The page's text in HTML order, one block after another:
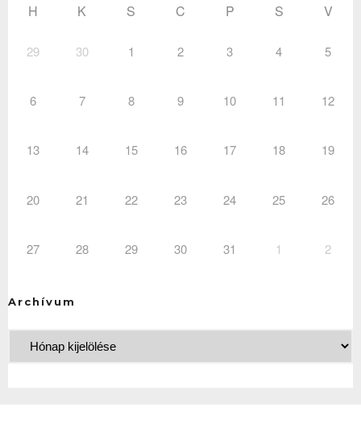
H K S C P S V
29 30 1 2 3 4 5
6 7 8 9 10 11 12
13 14 15 16 17 18 19
20 21 22 23 24 25 26
27 28 29 30 31 1 2
Archívum